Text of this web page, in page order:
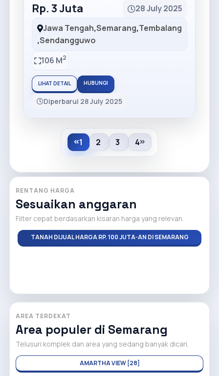
Rp. 3 Juta
28 July 2025
Jawa Tengah,Semarang,Tembalang
,Sendangguwo
106 M2
LIHAT DETAIL HUBUNGI
Diperbarui 28 July 2025
1 2 3 4
RENTANG HARGA
Sesuaikan anggaran
Filter cepat berdasarkan kisaran harga yang relevan.
TANAH DIJUAL HARGA RP. 100 JUTA-AN DI SEMARANG
AREA TERDEKAT
Area populer di Semarang
Telusuri komplek dan area yang sedang banyak dicari.
AMARTHA VIEW [28]